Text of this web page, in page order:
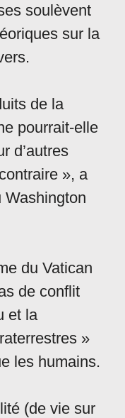
soulèvent
sur la
de la
pourrait-elle
d’autres
», a
Washington
du Vatican
de conflit
et la
»
les humains.
(de vie sur